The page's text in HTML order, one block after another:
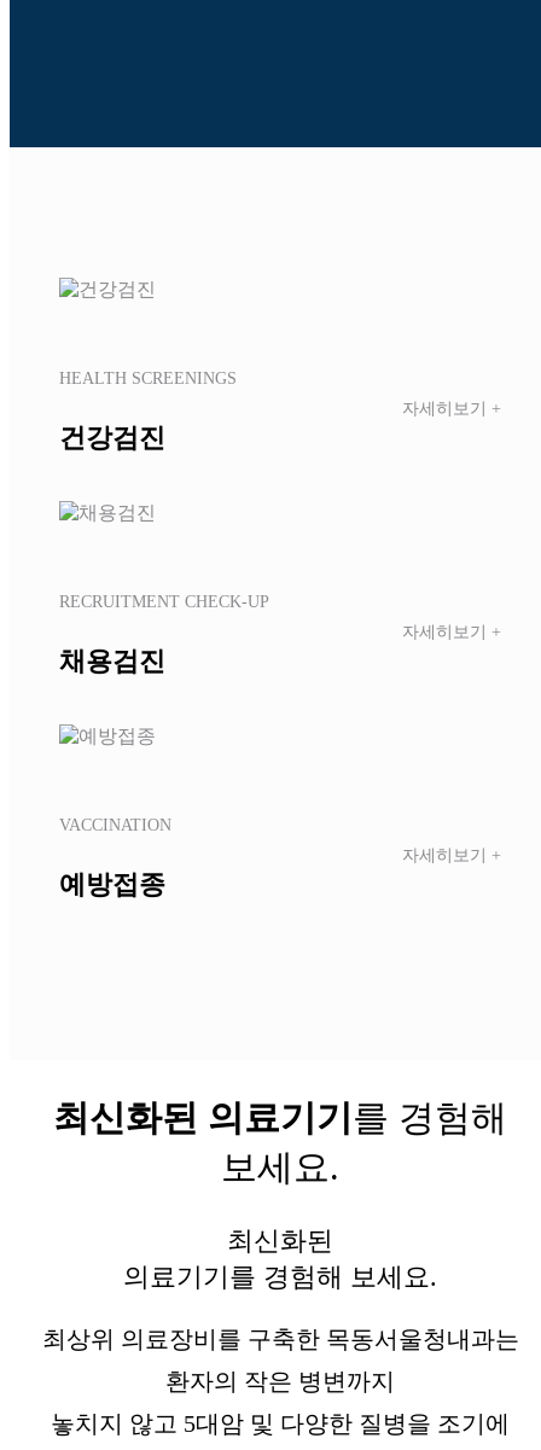
HEALTH SCREENINGS
건강검진
자세히보기 +
RECRUITMENT CHECK-UP
채용검진
자세히보기 +
VACCINATION
예방접종
자세히보기 +
최신화된 의료기기 를 경험해
보세요.
최신화된
의료기기를 경험해 보세요.
최상위 의료장비를 구축한 목동서울청내과는
환자의 작은 병변까지
놓치지 않고 5대암 및 다양한 질병을 조기에